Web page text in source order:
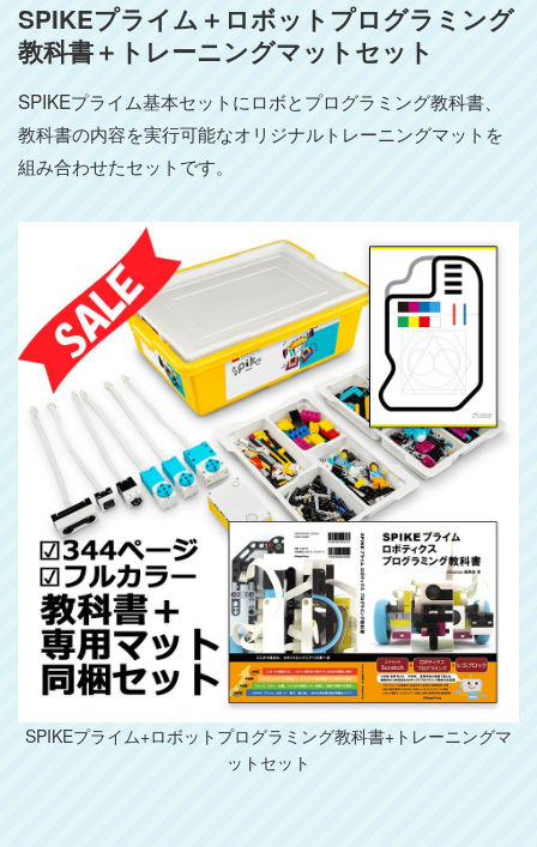
SPIKEプライム＋ロボットプログラミング
教科書＋トレーニングマットセット
SPIKEプライム基本セットにロボとプログラミング教科書、
教科書の内容を実行可能なオリジナルトレーニングマットを
組み合わせたセットです。
SPIKEプライム+ロボットプログラミング教科書+トレーニングマ
ットセット